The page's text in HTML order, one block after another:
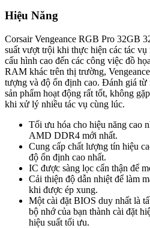
Hiệu Năng
Corsair Vengeance RGB Pro 32GB
suất vượt trội khi thực hiện các tác
cấu hình cao đến các công việc đồ
RAM khác trên thị trường,
tượng và độ ổn định cao. Đánh giá
sản phẩm hoạt động rất tốt, không
khi xử lý nhiều tác vụ cùng lúc.
Tối ưu hóa cho hiệu năng cao
AMD DDR4 mới nhất.
Cung cấp chất lượng tín hiệu
độ ổn định cao nhất.
IC được sàng lọc cẩn thận để
Cải thiện độ dẫn nhiệt để làm
khi được ép xung.
Một cài đặt BIOS duy nhất là
bộ nhớ của bạn thành cài đặt
hiệu suất tối ưu.